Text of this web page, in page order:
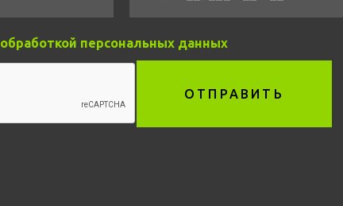
обработкой персональных данных
ОТПРАВИТЬ